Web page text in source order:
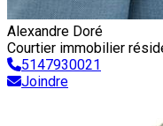
Alexandre Doré
Courtier immobilier
5147930021
Joindre